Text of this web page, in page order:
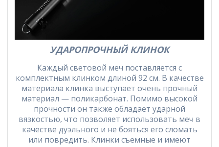
УДАРОПРОЧНЫЙ КЛИНОК
Каждый световой меч поставляется с
комплектным клинком длиной 92 см. В качестве
материала клинка выступает очень прочный
материал — поликарбонат. Помимо высокой
прочности он также обладает ударной
вязкостью, что позволяет использовать меч в
качестве дуэльного и не бояться его сломать
или повредить. Клинки съемные и имеют